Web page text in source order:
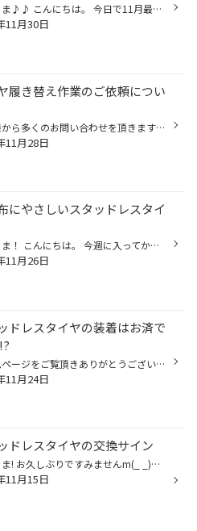
みなさま♪♪ こんにちは。 今日で11月最終日ですが・・・現在、当店の冬タイヤ交換状況ですが、 購入頂いたスタッドレスタイヤの残り台数が数台となりました。 今年は11月に入りタイヤ購入と履き替えが意外に早く、１１月末でほぼ購入いただいた お客様に取付を終えた状況となっております。 ぜひ・...
11月30日
履き替え作業のご依頼につい
お客様から多くのお問い合わせを頂きますが、 当店、タイヤ履き替え作業の予約サービスを行っておりません。 ご来店頂いたお客様の受け付け順で、作業を行っております。 時間帯によっては、多少待ち時間が必要になることもあります。 何卒、ご理解・ご協力のほど、よろしくお願いいたします。
11月28日
にやさしいスタッドレスタイ
みなさま！ こんにちは。 今週に入ってからは、タイヤの履き替え作業は少し落ち着いております。 作業待ちも少なくて交換できそうです。 ぜひ、こんな日にタイヤ交換にご来店頂くとスムーズかと思います。 本日は、限られたお店でしか売っていない、お手頃スタッドレスタイヤを紹介します。ブリヂス...
11月26日
ドレスタイヤの装着はお済で
ホームページをご覧頂きありがとうございます。 皆様はスタッドレスタイヤの履き替えはお済ですか！？ この連休にタイヤ交換をされた方は多いのではないでしょうか・・・ そんなお客様に、ぜひ！お気軽に点検に来てください。11月もあと少しですが、現在納期がかかるサイズもやや出ております。 タ...
11月24日
ドレスタイヤの交換サイン
みなさま! お久しぶりですみませんm(_ _)m ここ数日、天候に恵まれタイヤ交換で大忙しです。 そこで・・現在使用されているスタッドレスタイヤの交換目安ですが・・・ お客様でも簡単に確認できます！スタットレスタイヤには、タイヤサイド部の４ヶ所に↑表示があり その先に残り溝点検用のプラット...
11月15日